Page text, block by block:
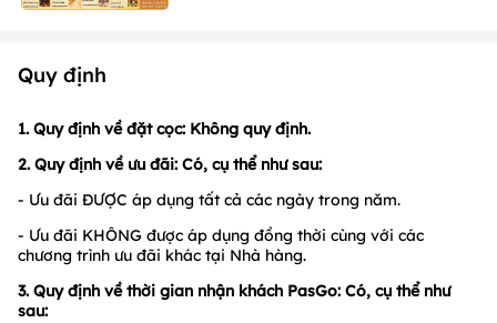
Quy định
1. Quy định về đặt cọc: Không quy định.
2. Quy định về ưu đãi: Có, cụ thể như sau:
- Ưu đãi ĐƯỢC áp dụng tất cả các ngày trong năm.
- Ưu đãi KHÔNG được áp dụng đồng thời cùng với các
chương trình ưu đãi khác tại Nhà hàng.
3. Quy định về thời gian nhận khách PasGo: Có, cụ thể như
sau: